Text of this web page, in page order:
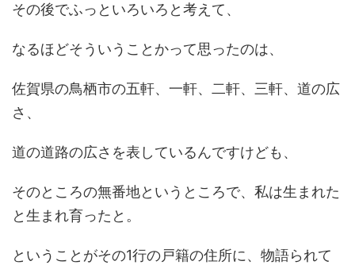
その後でふっといろいろと考えて、
なるほどそういうことかって思ったのは、
佐賀県の鳥栖市の五軒、一軒、二軒、三軒、道の広
さ、
道の道路の広さを表しているんですけども、
そのところの無番地というところで、私は生まれた
と生まれ育ったと。
ということがその1行の戸籍の住所に、物語られて